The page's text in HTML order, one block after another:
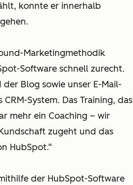
konnte er innerhalb
Marketingmethodik
Software schnell zurecht.
Blog sowie unser E-Mail-
System. Das Training, das
mehr ein Coaching – wir
zugeht und das
HubSpot.“
der HubSpot-Software